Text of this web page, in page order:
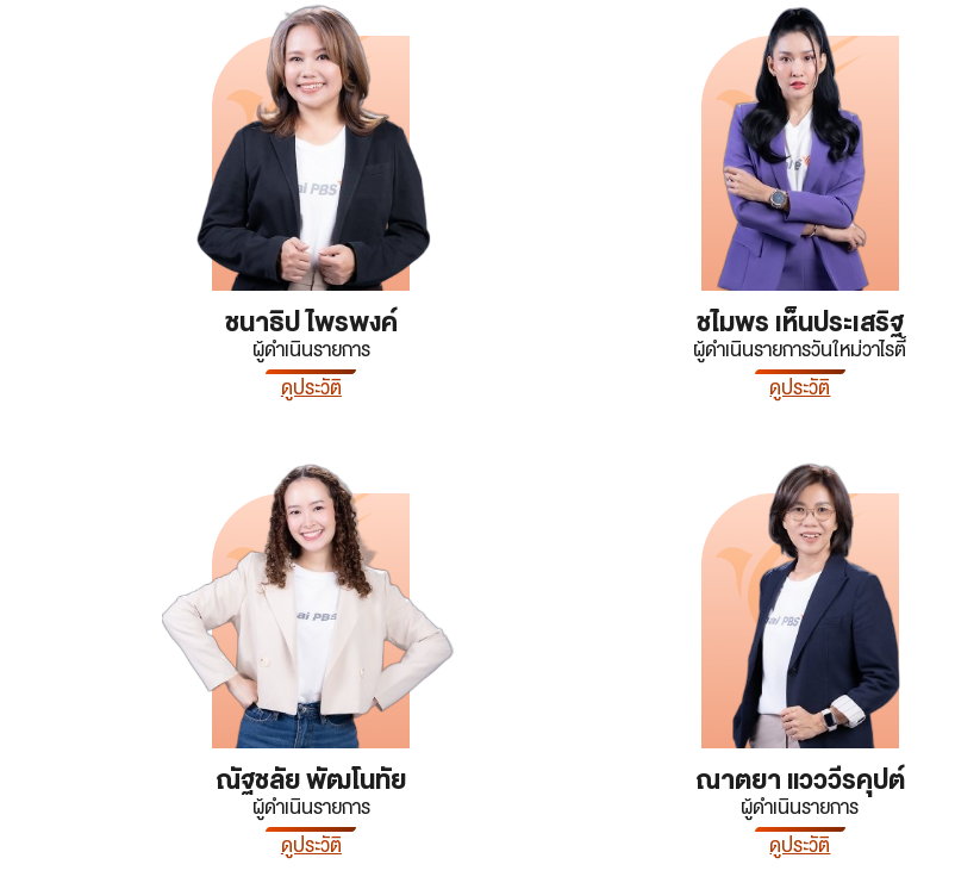
ชนาธิป ไพรพงค์
ผู้ดำเนินรายการ
ดูประวัติ
ชไมพร เห็นประเสริฐ
ผู้ดำเนินรายการวันใหม่วาไรตี้
ดูประวัติ
ณัฐชลัย พัฒโนทัย
ผู้ดำเนินรายการ
ดูประวัติ
ณาตยา แวววีรคุปต์
ผู้ดำเนินรายการ
ดูประวัติ